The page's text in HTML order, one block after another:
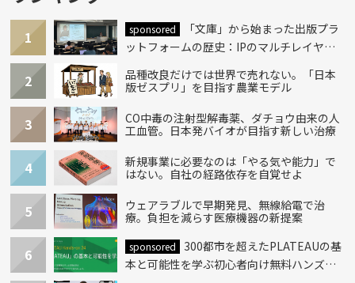
1 sponsored
「文庫」から始まった出版プラ
ットフォームの歴史：IPのマルチレイヤー
2
品種改良だけでは世界で売れない。「日本
版ゼスプリ」を目指す農業モデル
3
CO中毒の注射型解毒薬、ダチョウ由来の人
工血管。日本発バイオが目指す新しい治療
4
新規事業に必要なのは「やる気や能力」で
はない。自社の経路依存を自覚せよ
5
ウェアラブルで早期発見、無線給電で治
療。負担を減らす医療機器の新提案
6 sponsored
300都市を超えたPLATEAUの基
本と可能性を学ぶ初心者向け無料ハンズオ